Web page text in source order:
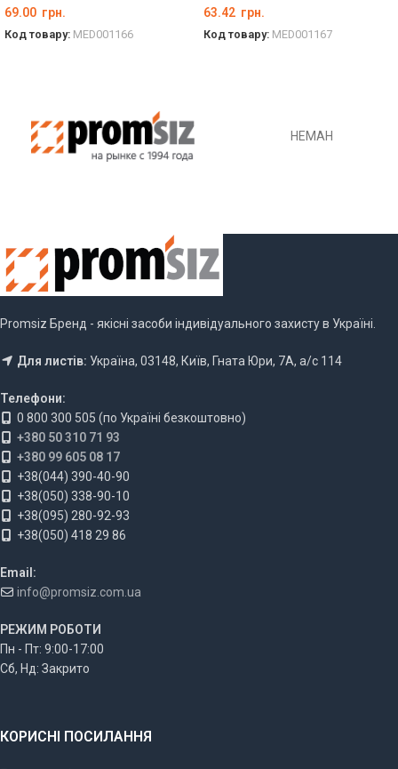
69.00 грн.
Код товару: MED001166
63.42 грн.
Код товару: MED001167
НЕМАН
Promsiz Бренд - якісні засоби індивідуального захисту в Україні.
Для листів: Україна, 03148, Київ, Гната Юри, 7А, а/с 114
Телефони:
0 800 300 505 (по Україні безкоштовно)
+380 50 310 71 93
+380 99 605 08 17
+38(044) 390-40-90
+38(050) 338-90-10
+38(095) 280-92-93
+38(050) 418 29 86
Email:
info@promsiz.com.ua
РЕЖИМ РОБОТИ
Пн - Пт: 9:00-17:00
Сб, Нд: Закрито
КОРИСНІ ПОСИЛАННЯ